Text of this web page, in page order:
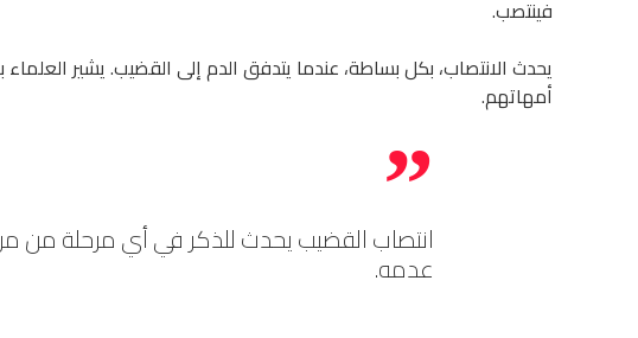
فينتصب.
يحدث الانتصاب، بكل بساطة، عندما يتدفق الدم إلى القضيب. يشير
أمهاتهم.
انتصاب القضيب يحدث للذكر في أي مرحلة من
عدمه.